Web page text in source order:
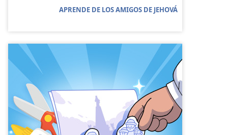
APRENDE DE LOS AMIGOS DE JEHOVÁ